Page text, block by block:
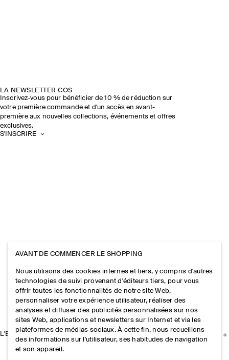
LA NEWSLETTER COS
Inscrivez-vous pour bénéficier de 10 % de réduction sur
votre première commande et d'un accès en avant-
première aux nouvelles collections, événements et offres
exclusives.
S'INSCRIRE
L'ENTREPRISE
AVANT DE COMMENCER LE SHOPPING
Nous utilisons des cookies internes et tiers, y compris d'autres
technologies de suivi provenant d'éditeurs tiers, pour vous
offrir toutes les fonctionnalités de notre site Web,
personnaliser votre expérience utilisateur, réaliser des
analyses et diffuser des publicités personnalisées sur nos
sites Web, applications et newsletters sur Internet et via les
plateformes de médias sociaux. À cette fin, nous recueillons
des informations sur l'utilisateur, ses habitudes de navigation
et son appareil.